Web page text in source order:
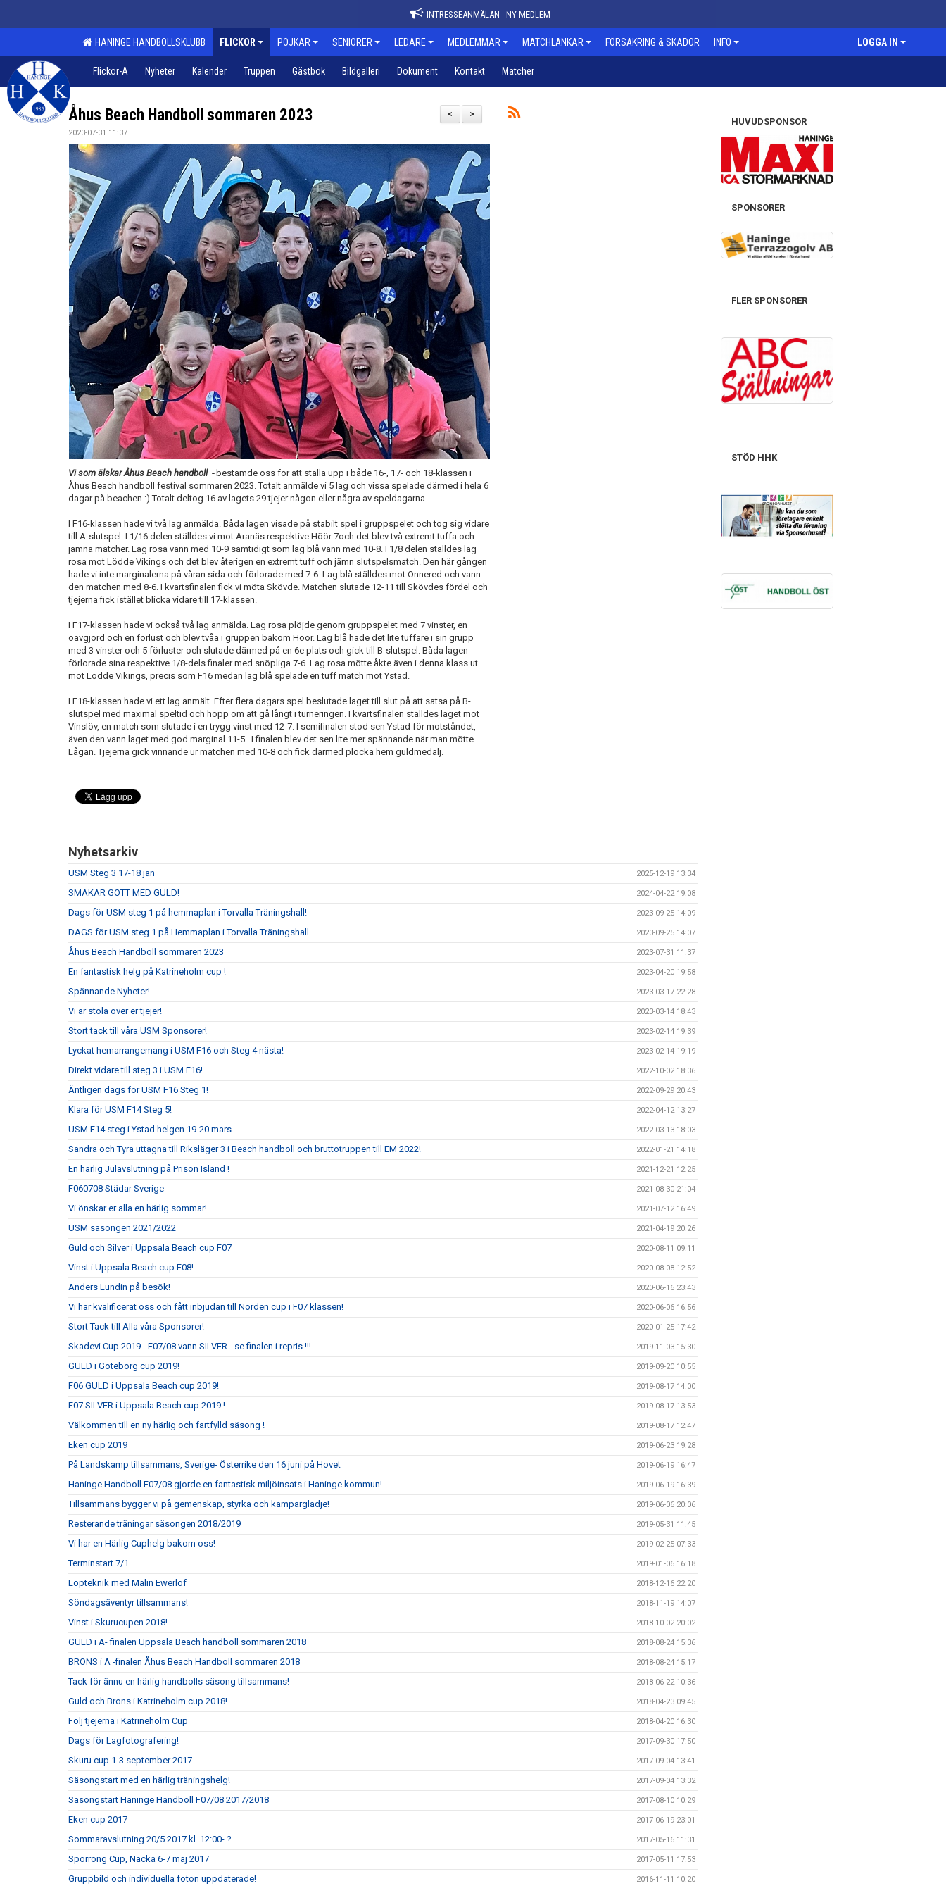
INTRESSEANMÄLAN - NY MEDLEM
HANINGE HANDBOLLSKLUBB FLICKOR POJKAR SENIORER LEDARE MEDLEMMAR MATCHLÄNKAR FÖRSÄKRING & SKADOR INFO LOGGA IN
Flickor-A Nyheter Kalender Truppen Gästbok Bildgalleri Dokument Kontakt Matcher
>
<
Åhus Beach Handboll sommaren 2023
2023-07-31 11:37
Vi som älskar Åhus Beach handboll - bestämde oss för att ställa upp i både 16-, 17- och 18-klassen i
Åhus Beach handboll festival sommaren 2023. Totalt anmälde vi 5 lag och vissa spelade därmed i hela 6
dagar på beachen :) Totalt deltog 16 av lagets 29 tjejer någon eller några av speldagarna.
I F16-klassen hade vi två lag anmälda. Båda lagen visade på stabilt spel i gruppspelet och tog sig vidare
till A-slutspel. I 1/16 delen ställdes vi mot Aranäs respektive Höör 7och det blev två extremt tuffa och
jämna matcher. Lag rosa vann med 10-9 samtidigt som lag blå vann med 10-8. I 1/8 delen ställdes lag
rosa mot Lödde Vikings och det blev återigen en extremt tuff och jämn slutspelsmatch. Den här gången
hade vi inte marginalerna på våran sida och förlorade med 7-6. Lag blå ställdes mot Önnered och vann
den matchen med 8-6. I kvartsfinalen fick vi möta Skövde. Matchen slutade 12-11 till Skövdes fördel och
tjejerna fick istället blicka vidare till 17-klassen.
I F17-klassen hade vi också två lag anmälda. Lag rosa plöjde genom gruppspelet med 7 vinster, en
oavgjord och en förlust och blev tvåa i gruppen bakom Höör. Lag blå hade det lite tuffare i sin grupp
med 3 vinster och 5 förluster och slutade därmed på en 6e plats och gick till B-slutspel. Båda lagen
förlorade sina respektive 1/8-dels finaler med snöpliga 7-6. Lag rosa mötte åkte även i denna klass ut
mot Lödde Vikings, precis som F16 medan lag blå spelade en tuff match mot Ystad.
I F18-klassen hade vi ett lag anmält. Efter flera dagars spel beslutade laget till slut på att satsa på B-
slutspel med maximal speltid och hopp om att gå långt i turneringen. I kvartsfinalen ställdes laget mot
Vinslöv, en match som slutade i en trygg vinst med 12-7. I semifinalen stod sen Ystad för motståndet,
även den vann laget med god marginal 11-5. I finalen blev det sen lite mer spännande när man mötte
Lågan. Tjejerna gick vinnande ur matchen med 10-8 och fick därmed plocka hem guldmedalj.
Nyhetsarkiv
USM Steg 3 17-18 jan 2025-12-19 13:34
SMAKAR GOTT MED GULD! 2024-04-22 19:08
Dags för USM steg 1 på hemmaplan i Torvalla Träningshall! 2023-09-25 14:09
DAGS för USM steg 1 på Hemmaplan i Torvalla Träningshall 2023-09-25 14:07
Åhus Beach Handboll sommaren 2023 2023-07-31 11:37
En fantastisk helg på Katrineholm cup ! 2023-04-20 19:58
Spännande Nyheter! 2023-03-17 22:28
Vi är stola över er tjejer! 2023-03-14 18:43
Stort tack till våra USM Sponsorer! 2023-02-14 19:39
Lyckat hemarrangemang i USM F16 och Steg 4 nästa! 2023-02-14 19:19
Direkt vidare till steg 3 i USM F16! 2022-10-02 18:36
Äntligen dags för USM F16 Steg 1! 2022-09-29 20:43
Klara för USM F14 Steg 5! 2022-04-12 13:27
USM F14 steg i Ystad helgen 19-20 mars 2022-03-13 18:03
Sandra och Tyra uttagna till Riksläger 3 i Beach handboll och bruttotruppen till EM 2022! 2022-01-21 14:18
En härlig Julavslutning på Prison Island ! 2021-12-21 12:25
F060708 Städar Sverige 2021-08-30 21:04
Vi önskar er alla en härlig sommar! 2021-07-12 16:49
USM säsongen 2021/2022 2021-04-19 20:26
Guld och Silver i Uppsala Beach cup F07 2020-08-11 09:11
Vinst i Uppsala Beach cup F08! 2020-08-08 12:52
Anders Lundin på besök! 2020-06-16 23:43
Vi har kvalificerat oss och fått inbjudan till Norden cup i F07 klassen! 2020-06-06 16:56
Stort Tack till Alla våra Sponsorer! 2020-01-25 17:42
Skadevi Cup 2019 - F07/08 vann SILVER - se finalen i repris !!! 2019-11-03 15:30
GULD i Göteborg cup 2019! 2019-09-20 10:55
F06 GULD i Uppsala Beach cup 2019! 2019-08-17 14:00
F07 SILVER i Uppsala Beach cup 2019 ! 2019-08-17 13:53
Välkommen till en ny härlig och fartfylld säsong ! 2019-08-17 12:47
Eken cup 2019 2019-06-23 19:28
På Landskamp tillsammans, Sverige- Österrike den 16 juni på Hovet 2019-06-19 16:47
Haninge Handboll F07/08 gjorde en fantastisk miljöinsats i Haninge kommun! 2019-06-19 16:39
Tillsammans bygger vi på gemenskap, styrka och kämparglädje! 2019-06-06 20:06
Resterande träningar säsongen 2018/2019 2019-05-31 11:45
Vi har en Härlig Cuphelg bakom oss! 2019-02-25 07:33
Terminstart 7/1 2019-01-06 16:18
Löpteknik med Malin Ewerlöf 2018-12-16 22:20
Söndagsäventyr tillsammans! 2018-11-19 14:07
Vinst i Skurucupen 2018! 2018-10-02 20:02
GULD i A- finalen Uppsala Beach handboll sommaren 2018 2018-08-24 15:36
BRONS i A -finalen Åhus Beach Handboll sommaren 2018 2018-08-24 15:17
Tack för ännu en härlig handbolls säsong tillsammans! 2018-06-22 10:36
Guld och Brons i Katrineholm cup 2018! 2018-04-23 09:45
Följ tjejerna i Katrineholm Cup 2018-04-20 16:30
Dags för Lagfotografering! 2017-09-30 17:50
Skuru cup 1-3 september 2017 2017-09-04 13:41
Säsongstart med en härlig träningshelg! 2017-09-04 13:32
Säsongstart Haninge Handboll F07/08 2017/2018 2017-08-10 10:29
Eken cup 2017 2017-06-19 23:01
Sommaravslutning 20/5 2017 kl. 12:00- ? 2017-05-16 11:31
Sporrong Cup, Nacka 6-7 maj 2017 2017-05-11 17:53
Gruppbild och individuella foton uppdaterade! 2016-11-11 10:20
HUVUDSPONSOR
SPONSORER
FLER SPONSORER
STÖD HHK